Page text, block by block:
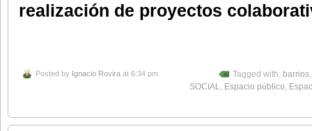
realización de proyectos
Posted by Ignacio Rovira at 6:34 pm Tagged with: barrios
SOCIAL, Espacio público,